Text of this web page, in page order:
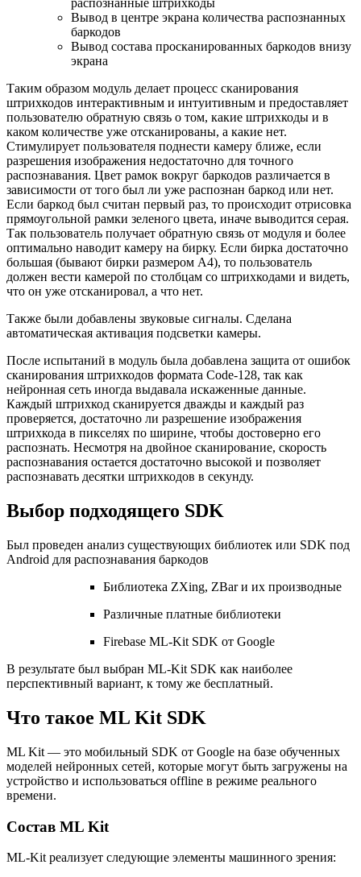
распознанные штрихкоды
Вывод в центре экрана количества распознанных
баркодов
Вывод состава просканированных баркодов внизу
экрана
Таким образом модуль делает процесс сканирования
штрихкодов интерактивным и интуитивным и предоставляет
пользователю обратную связь о том, какие штрихкоды и в
каком количестве уже отсканированы, а какие нет.
Стимулирует пользователя поднести камеру ближе, если
разрешения изображения недостаточно для точного
распознавания. Цвет рамок вокруг баркодов различается в
зависимости от того был ли уже распознан баркод или нет.
Если баркод был считан первый раз, то происходит отрисовка
прямоугольной рамки зеленого цвета, иначе выводится серая.
Так пользователь получает обратную связь от модуля и более
оптимально наводит камеру на бирку. Если бирка достаточно
большая (бывают бирки размером А4), то пользователь
должен вести камерой по столбцам со штрихкодами и видеть,
что он уже отсканировал, а что нет.
Также были добавлены звуковые сигналы. Сделана
автоматическая активация подсветки камеры.
После испытаний в модуль была добавлена защита от ошибок
сканирования штрихкодов формата Code-128, так как
нейронная сеть иногда выдавала искаженные данные.
Каждый штрихкод сканируется дважды и каждый раз
проверяется, достаточно ли разрешение изображения
штрихкода в пикселях по ширине, чтобы достоверно его
распознать. Несмотря на двойное сканирование, скорость
распознавания остается достаточно высокой и позволяет
распознавать десятки штрихкодов в секунду.
Выбор подходящего SDK
Был проведен анализ существующих библиотек или SDK под
Android для распознавания баркодов
Библиотека ZXing, ZBar и их производные
Различные платные библиотеки
Firebase ML-Kit SDK от Google
В результате был выбран ML-Kit SDK как наиболее
перспективный вариант, к тому же бесплатный.
Что такое ML Kit SDK
ML Kit — это мобильный SDK от Google на базе обученных
моделей нейронных сетей, которые могут быть загружены на
устройство и использоваться offline в режиме реального
времени.
Состав ML Kit
ML-Kit реализует следующие элементы машинного зрения: